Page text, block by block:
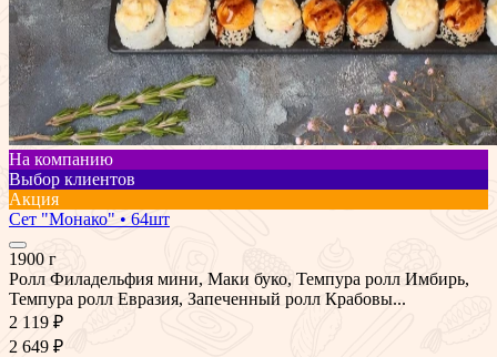
На компанию
Выбор клиентов
Акция
Сет "Монако" • 64шт
1900 г
Ролл Филадельфия мини, Маки буко, Темпура ролл Имбирь,
Темпура ролл Евразия, Запеченный ролл Крабовы...
2 119 ₽
2 649 ₽